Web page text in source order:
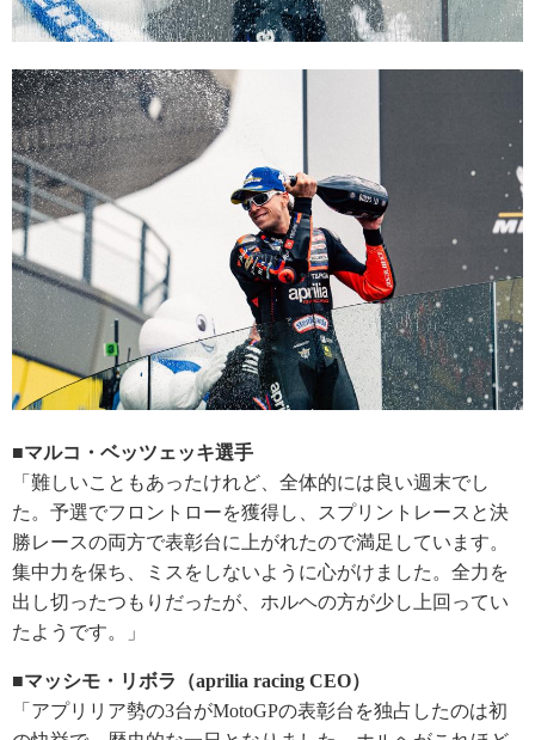
■マルコ・ベッツェッキ選手
「難しいこともあったけれど、全体的には良い週末でし
た。予選でフロントローを獲得し、スプリントレースと決
勝レースの両方で表彰台に上がれたので満足しています。
集中力を保ち、ミスをしないように心がけました。全力を
出し切ったつもりだったが、ホルヘの方が少し上回ってい
たようです。」
■マッシモ・リボラ（aprilia racing CEO）
「アプリリア勢の3台がMotoGPの表彰台を独占したのは初